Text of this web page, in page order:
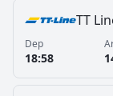
TT
Dep
18:58